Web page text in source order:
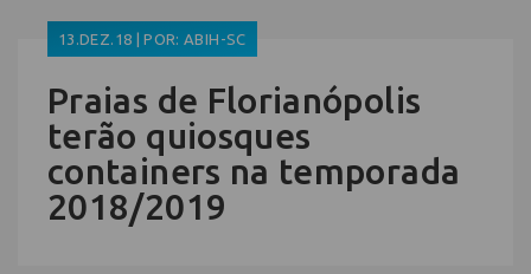
13.DEZ.18 | POR: ABIH-SC
Praias de Florianópolis
terão quiosques
containers na temporada
2018/2019